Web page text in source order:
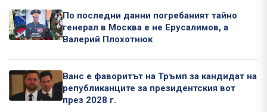
По последни данни погребаният тайно
генерал в Москва е не Ерусалимов, а
Валерий Плохотнюк
Ванс е фаворитът на Тръмп за кандидат на
републиканците за президентския вот
през 2028 г.